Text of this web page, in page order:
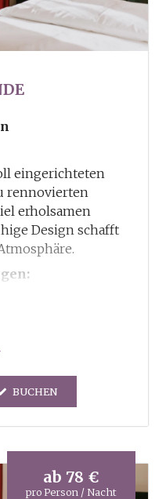
eingerichteten
rennovierten
erholsamen
Design schafft
und Vorteile in
zu Ihrer
und
Wanderungen
BUCHEN
ab 78 €
pro Person / Nacht